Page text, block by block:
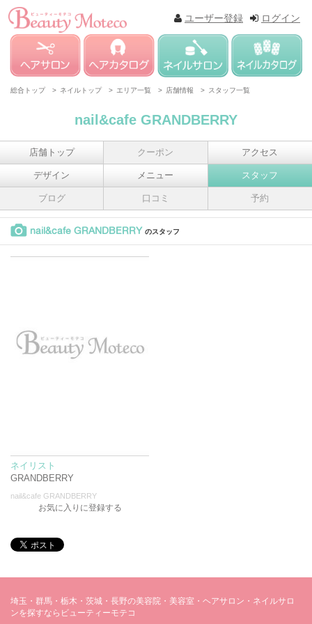
ログイン
ユーザー登録
総合トップ > ネイルトップ > エリア一覧 > 店舗情報 > スタッフ一覧
nail&cafe GRANDBERRY
店舗トップ クーポン アクセス
デザイン メニュー スタッフ
ブログ 口コミ 予約
nail&cafe GRANDBERRY のスタッフ
ネイリスト
GRANDBERRY
nail&cafe GRANDBERRY
お気に入りに登録する
埼玉・群馬・栃木・茨城・長野の美容院・美容室・ヘアサロン・ネイルサロ
ンを探すならビューティーモテコ